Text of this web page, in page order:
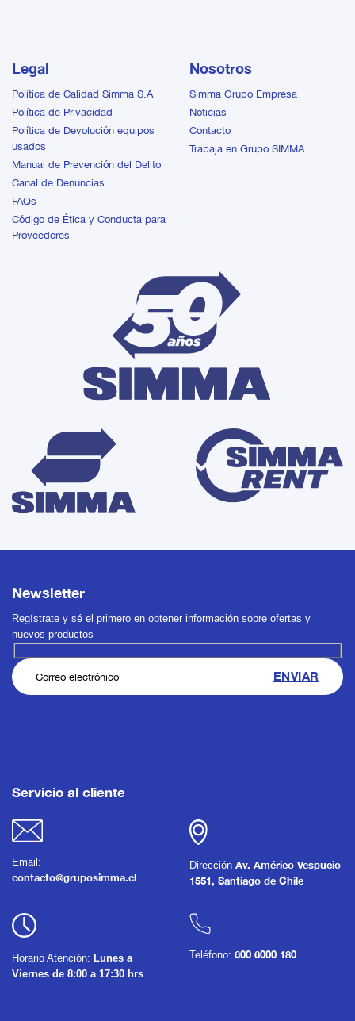
Legal
Política de Calidad Simma S.A
Política de Privacidad
Política de Devolución equipos
usados
Manual de Prevención del Delito
Canal de Denuncias
FAQs
Código de Ética y Conducta para
Proveedores
Nosotros
Simma Grupo Empresa
Noticias
Contacto
Trabaja en Grupo SIMMA
Newsletter
Regístrate y sé el primero en obtener información sobre ofertas y
nuevos productos
Servicio al cliente
Email:
contacto@gruposimma.cl
Dirección Av. Américo Vespucio
1551, Santiago de Chile
Horario Atención: Lunes a
Viernes de 8:00 a 17:30 hrs
Teléfono: 600 6000 180